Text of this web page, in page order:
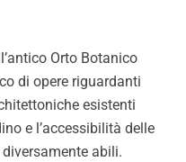
Orto Botanico
di opere riguardanti
esistenti
e l’accessibilità delle
abili.